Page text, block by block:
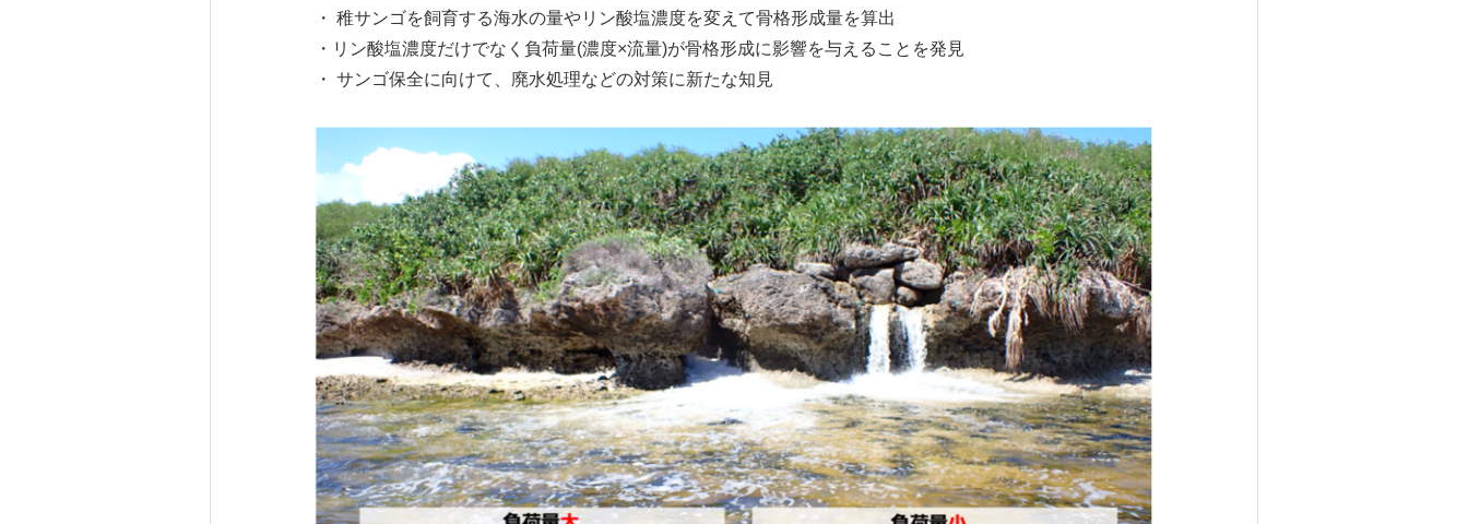
・ 稚サンゴを飼育する海水の量やリン酸塩濃度を変えて骨格形成量を算出
・リン酸塩濃度だけでなく負荷量(濃度×流量)が骨格形成に影響を与えることを発見
・ サンゴ保全に向けて、廃水処理などの対策に新たな知見